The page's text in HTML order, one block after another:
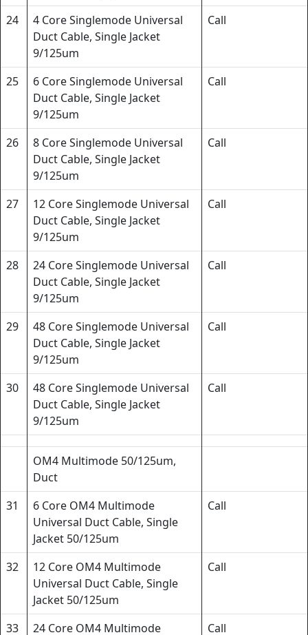
24
4 Core Singlemode Universal
Duct Cable, Single Jacket
9/125um
Call
25
6 Core Singlemode Universal
Duct Cable, Single Jacket
9/125um
Call
26
8 Core Singlemode Universal
Duct Cable, Single Jacket
9/125um
Call
27
12 Core Singlemode Universal
Duct Cable, Single Jacket
9/125um
Call
28
24 Core Singlemode Universal
Duct Cable, Single Jacket
9/125um
Call
29
48 Core Singlemode Universal
Duct Cable, Single Jacket
9/125um
Call
30
48 Core Singlemode Universal
Duct Cable, Single Jacket
9/125um
Call
OM4 Multimode 50/125um,
Duct
31
6 Core OM4 Multimode
Universal Duct Cable, Single
Jacket 50/125um
Call
32
12 Core OM4 Multimode
Universal Duct Cable, Single
Jacket 50/125um
Call
33 24 Core OM4 Multimode Call